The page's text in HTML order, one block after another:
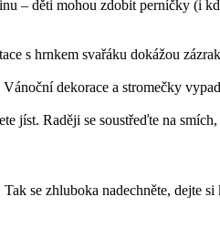
– děti mohou zdobit perníčky (i
s hrnkem svařáku dokážou
dekorace a stromečky
jíst. Raději se soustřeďte na
se zhluboka nadechněte, dejte